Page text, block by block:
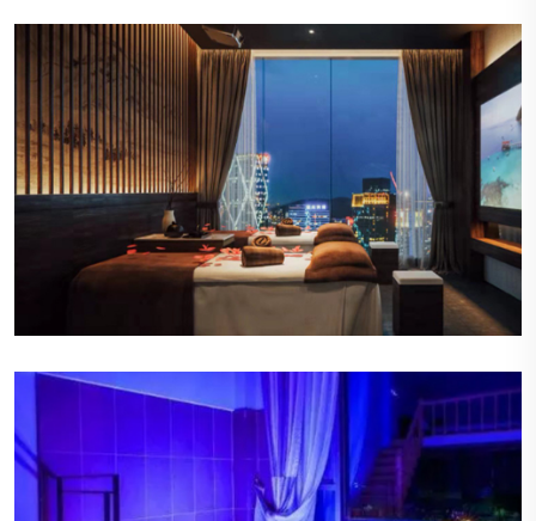
宜人的香氛
空气中弥漫着淡淡的香薰气息，这些香氛不仅令人
愉悦，还能帮助顾客放松心情，提升整体的感官享
受。
柔和的照明
会所内的照明设计巧妙，营造出温暖而柔和的光
线，既不会太过刺眼，也不会显得昏暗，为顾客提